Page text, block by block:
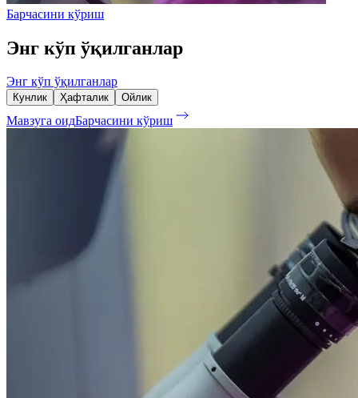
Барчасини кўриш
Энг кўп ўқилганлар
Энг кўп ўқилганлар
Кунлик Ҳафталик Ойлик
Мавзуга оидБарчасини кўриш